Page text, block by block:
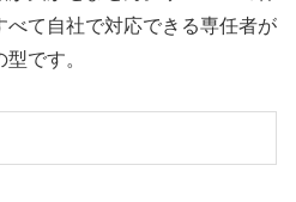
て自社で対応できる専任者が
です。